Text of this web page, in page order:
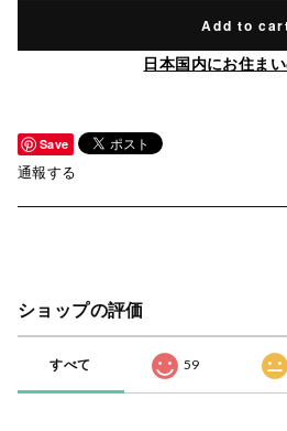
Add to
日本国内にお住ま
Save
通報する
ショップの評価
すべて 59